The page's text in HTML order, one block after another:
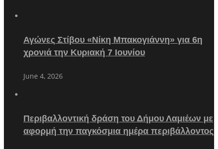
Αγώνες Στίβου «Νίκη Μπακογιάννη» για 6η
χρονιά την Κυριακή 7 Ιουνίου
June 4, 2026
Περιβαλλοντική δράση του Δήμου Λαμιέων με
αφορμή την παγκόσμια ημέρα περιβάλλοντος